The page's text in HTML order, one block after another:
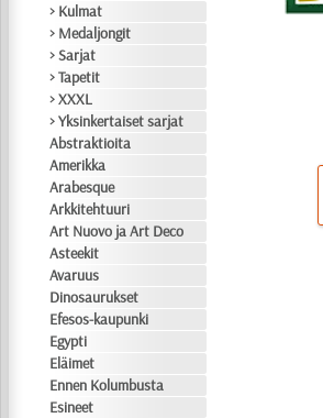
> Kulmat
> Medaljongit
> Sarjat
> Tapetit
> XXXL
> Yksinkertaiset sarjat
Abstraktioita
Amerikka
Arabesque
Arkkitehtuuri
Art Nuovo ja Art Deco
Asteekit
Avaruus
Dinosaurukset
Efesos-kaupunki
Egypti
Eläimet
Ennen Kolumbusta
Esineet